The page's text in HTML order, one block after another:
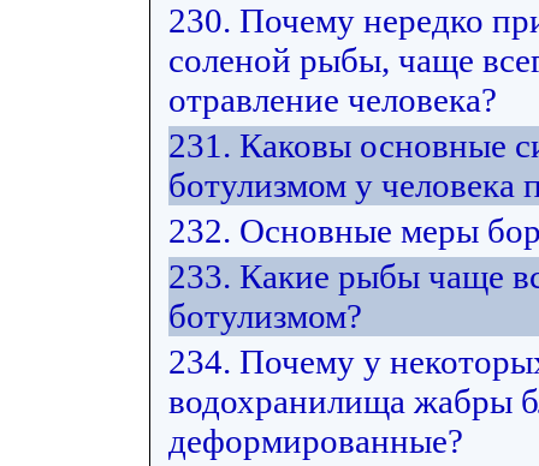
230. Почему нередко
соленой рыбы, чаще
отравление человека?
231. Каковы основные
ботулизмом у
232. Основные меры
233. Какие рыбы чаще
ботулизмом?
234. Почему у
водохранилища жабры
деформированные?